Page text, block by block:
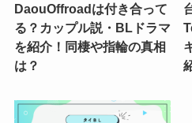
DaouOffroadは付き合って
る？カップル説・BLドラマ
を紹介！同棲や指輪の真相
は？